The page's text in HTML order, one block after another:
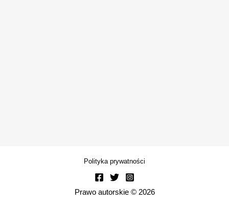
Polityka prywatności
Prawo autorskie © 2026